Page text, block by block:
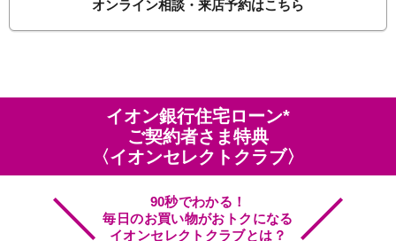
オンライン相談・来店予約はこちら
イオン銀行住宅ローン*
ご契約者さま特典
〈イオンセレクトクラブ〉
90秒でわかる！
毎日のお買い物がおトクになる
イオンセレクトクラブとは？